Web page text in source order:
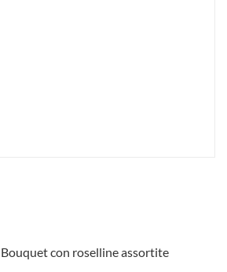
Bouquet con roselline assortite